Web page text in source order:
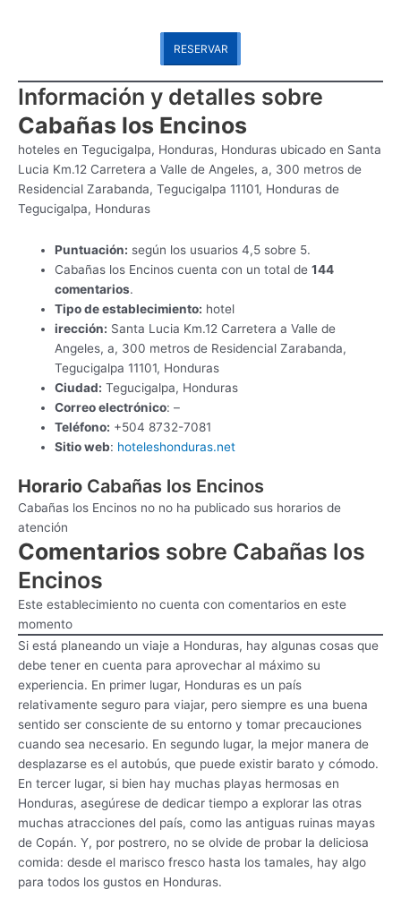
RESERVAR
Información y detalles sobre
Cabañas los Encinos
hoteles en Tegucigalpa, Honduras, Honduras ubicado en Santa
Lucia Km.12 Carretera a Valle de Angeles, a, 300 metros de
Residencial Zarabanda, Tegucigalpa 11101, Honduras de
Tegucigalpa, Honduras
Puntuación: según los usuarios 4,5 sobre 5.
Cabañas los Encinos cuenta con un total de144
comentarios.
Tipo de establecimiento: hotel
irección: Santa Lucia Km.12 Carretera a Valle de
Angeles, a, 300 metros de Residencial Zarabanda,
Tegucigalpa 11101, Honduras
Ciudad: Tegucigalpa, Honduras
Correo electrónico: –
Teléfono: +504 8732-7081
Sitio web: hoteleshonduras.net
Horario Cabañas los Encinos
Cabañas los Encinos no no ha publicado sus horarios de
atención
Comentarios sobre Cabañas los
Encinos
Este establecimiento no cuenta con comentarios en este
momento
Si está planeando un viaje a Honduras, hay algunas cosas que
debe tener en cuenta para aprovechar al máximo su
experiencia. En primer lugar, Honduras es un país
relativamente seguro para viajar, pero siempre es una buena
sentido ser consciente de su entorno y tomar precauciones
cuando sea necesario. En segundo lugar, la mejor manera de
desplazarse es el autobús, que puede existir barato y cómodo.
En tercer lugar, si bien hay muchas playas hermosas en
Honduras, asegúrese de dedicar tiempo a explorar las otras
muchas atracciones del país, como las antiguas ruinas mayas
de Copán. Y, por postrero, no se olvide de probar la deliciosa
comida: desde el marisco fresco hasta los tamales, hay algo
para todos los gustos en Honduras.